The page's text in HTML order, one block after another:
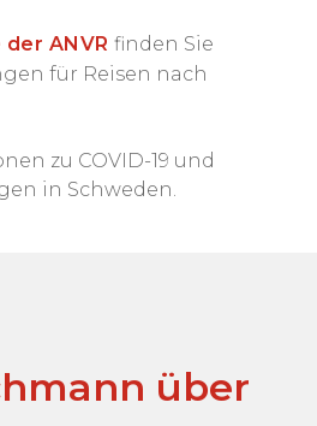
der ANVR finden Sie
für Reisen nach
zu COVID-19 und
in Schweden.
über